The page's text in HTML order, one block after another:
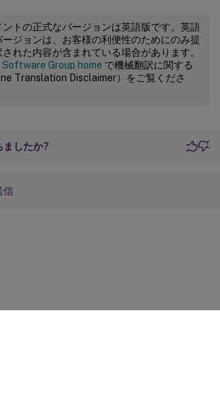
ントの正式なバージョンは英語版です。英語
ージョンは、お客様の利便性のためにのみ提
れた内容が含まれている場合があります。
Software Group home で機械翻訳に関する
Translation Disclaimer）をご覧くださ
ましたか?
信